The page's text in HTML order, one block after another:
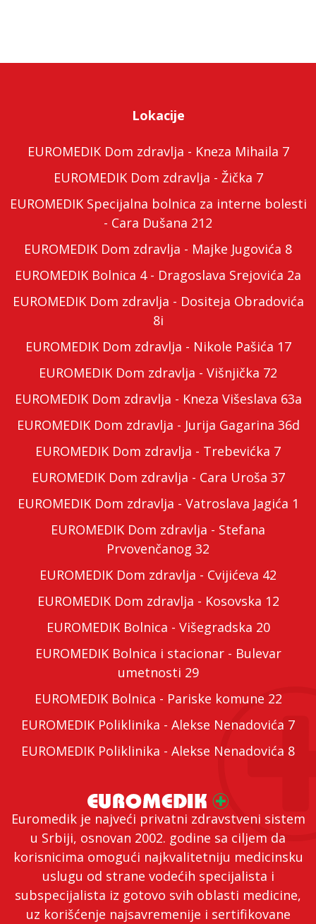
Euromedik je najveći privatni zdravstveni sistem
u Srbiji, osnovan 2002. godine sa ciljem da
korisnicima omogući najkvalitetniju medicinsku
uslugu od strane vodećih specijalista i
subspecijalista iz gotovo svih oblasti medicine,
uz korišćenje najsavremenije i sertifikovane
Lokacije
EUROMEDIK Dom zdravlja - Kneza Mihaila 7
EUROMEDIK Dom zdravlja - Žička 7
EUROMEDIK Specijalna bolnica za interne bolesti
- Cara Dušana 212
EUROMEDIK Dom zdravlja - Majke Jugovića 8
EUROMEDIK Bolnica 4 - Dragoslava Srejovića 2a
EUROMEDIK Dom zdravlja - Dositeja Obradovića
8i
EUROMEDIK Dom zdravlja - Nikole Pašića 17
EUROMEDIK Dom zdravlja - Višnjička 72
EUROMEDIK Dom zdravlja - Kneza Višeslava 63a
EUROMEDIK Dom zdravlja - Jurija Gagarina 36d
EUROMEDIK Dom zdravlja - Trebevićka 7
EUROMEDIK Dom zdravlja - Cara Uroša 37
EUROMEDIK Dom zdravlja - Vatroslava Jagića 1
EUROMEDIK Dom zdravlja - Stefana
Prvovenčanog 32
EUROMEDIK Dom zdravlja - Cvijićeva 42
EUROMEDIK Dom zdravlja - Kosovska 12
EUROMEDIK Bolnica - Višegradska 20
EUROMEDIK Bolnica i stacionar - Bulevar
umetnosti 29
EUROMEDIK Bolnica - Pariske komune 22
EUROMEDIK Poliklinika - Alekse Nenadovića 7
EUROMEDIK Poliklinika - Alekse Nenadovića 8